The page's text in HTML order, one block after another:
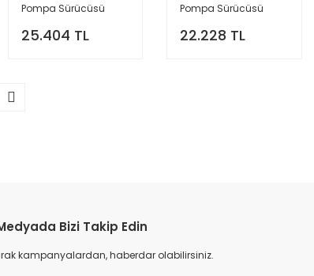
Pompa Sürücüsü
25.404 TL
Pompa Sürücüsü
22.228 TL
Bizi Takip Edin
kampanyalardan, haberdar olabilirsiniz.